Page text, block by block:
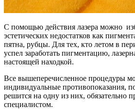
С помощью действия лазера можно
эстетических недостатков как
пятна, рубцы. Для тех, кто летом в
успел заработать пигментацию,
настоящей находкой.
Все вышеперечисленное процедуры
индивидуальные противопоказания,
решится на одну из них, обязательно
специалистом.